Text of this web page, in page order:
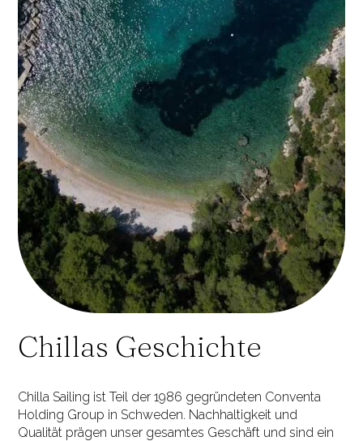
Chillas Geschichte
Chilla Sailing ist Teil der 1986 gegründeten Conventa
Holding Group in Schweden. Nachhaltigkeit und
Qualität prägen unser gesamtes Geschäft und sind ein